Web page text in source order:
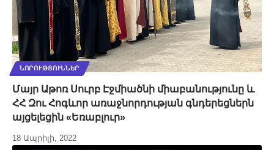
ՆՈՐՈՒԹՅՈՒՆՆԵՐ
Մայր Աթոռ Սուրբ Էջմիածնի միաբանությունը և
ՀՀ Զու Հոգևոր առաջնորդության գնդերեցներն
այցելեցին «Եռաբլուր»
18 Ապրիլի, 2022